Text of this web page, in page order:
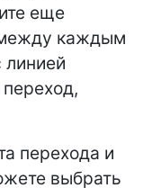
еще
между каждым
линией
перехода и
выбрать